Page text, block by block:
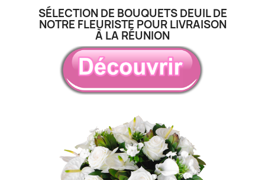
SÉLECTION DE BOUQUETS DEUIL DE
NOTRE FLEURISTE POUR LIVRAISON
À LA RÉUNION